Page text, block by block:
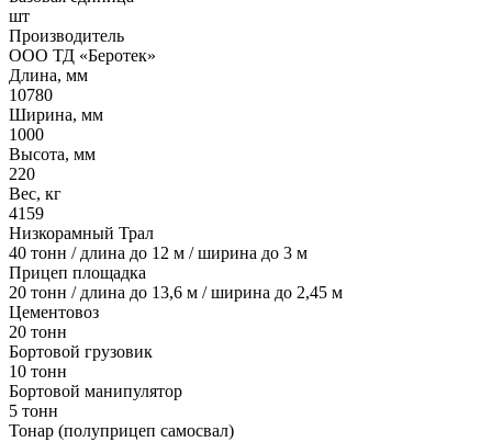
шт
Производитель
ООО ТД «Беротек»
Длина, мм
10780
Ширина, мм
1000
Высота, мм
220
Вес, кг
4159
Низкорамный Трал
40 тонн / длина до 12 м / ширина до 3 м
Прицеп площадка
20 тонн / длина до 13,6 м / ширина до 2,45 м
Цементовоз
20 тонн
Бортовой грузовик
10 тонн
Бортовой манипулятор
5 тонн
Тонар (полуприцеп самосвал)